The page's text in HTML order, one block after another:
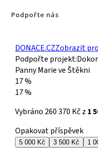
Podpořte nás